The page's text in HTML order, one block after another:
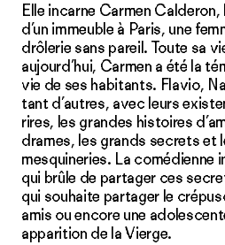
Elle incarne Carmen
d’un immeuble à Paris, une
drôlerie sans pareil. Toute sa
aujourd’hui, Carmen a été la
vie de ses habitants. Flavio,
tant d’autres, avec leurs
rires, les grandes histoires
drames, les grands secrets et
mesquineries. La comédienne
qui brûle de partager ces
qui souhaite partager le
amis ou encore une
apparition de la Vierge.